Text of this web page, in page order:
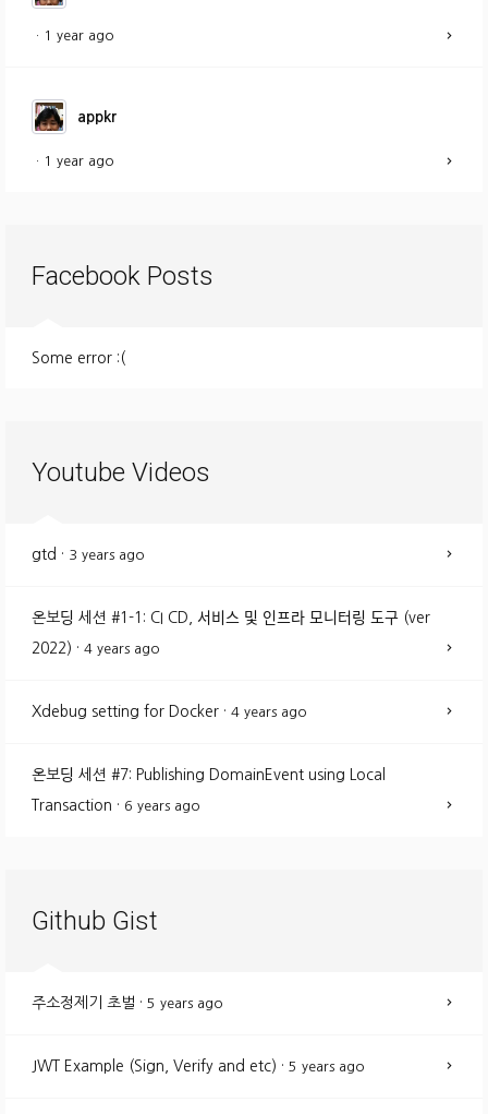
· 1 year ago
appkr
· 1 year ago
Facebook Posts
Some error :(
Youtube Videos
gtd · 3 years ago
온보딩 세션 #1-1: CI CD, 서비스 및 인프라 모니터링 도구 (ver
2022) · 4 years ago
Xdebug setting for Docker · 4 years ago
온보딩 세션 #7: Publishing DomainEvent using Local
Transaction · 6 years ago
Github Gist
주소정제기 초벌 · 5 years ago
JWT Example (Sign, Verify and etc) · 5 years ago